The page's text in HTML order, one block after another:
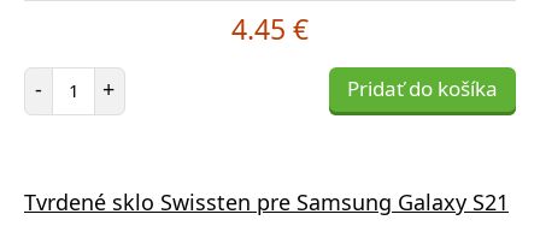
4.45 €
- Počet položiek
+ Pridať do košíka
Tvrdené sklo Swissten pre Samsung Galaxy S21